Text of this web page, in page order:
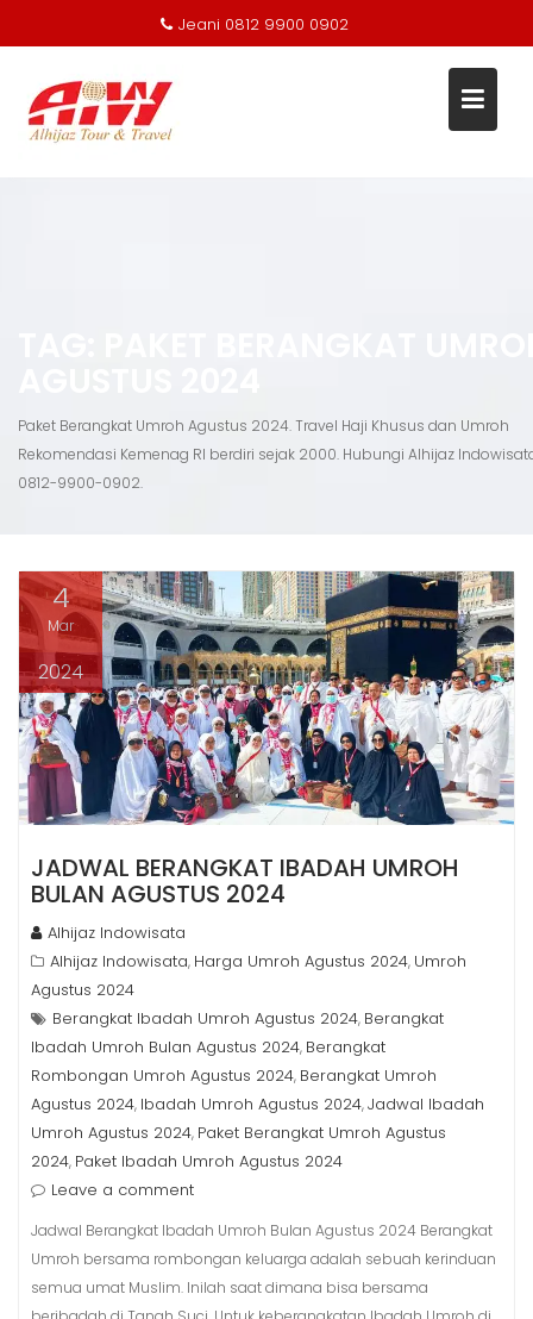
Jeani 0812 9900 0902
Paket Berangkat Umroh Agustus 2024. Travel Haji Khusus dan Umroh
Rekomendasi Kemenag RI berdiri sejak 2000. Hubungi Alhijaz
0812-9900-0902.
4
Mar
2024
JADWAL BERANGKAT IBADAH UMROH
BULAN AGUSTUS 2024
Alhijaz Indowisata
Alhijaz Indowisata, Harga Umroh Agustus 2024, Umroh
Agustus 2024
Berangkat Ibadah Umroh Agustus 2024, Berangkat
Ibadah Umroh Bulan Agustus 2024, Berangkat
Rombongan Umroh Agustus 2024, Berangkat Umroh
Agustus 2024, Ibadah Umroh Agustus 2024,Jadwal Ibadah
Umroh Agustus 2024, Paket Berangkat Umroh Agustus
2024, Paket Ibadah Umroh Agustus 2024
Leave a comment
Jadwal Berangkat Ibadah Umroh Bulan Agustus 2024 Berangkat
Umroh bersama rombongan keluarga adalah sebuah kerinduan
semua umat Muslim. Inilah saat dimana bisa bersama